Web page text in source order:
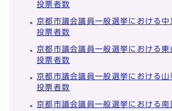
投票者数
京都市議会議員一般選挙における中
投票者数
京都市議会議員一般選挙における東
投票者数
京都市議会議員一般選挙における山
投票者数
京都市議会議員一般選挙における